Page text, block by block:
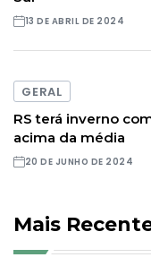
13 DE ABRIL DE 2024
GERAL
RS terá inverno
acima da média
20 DE JUNHO DE 2024
Mais